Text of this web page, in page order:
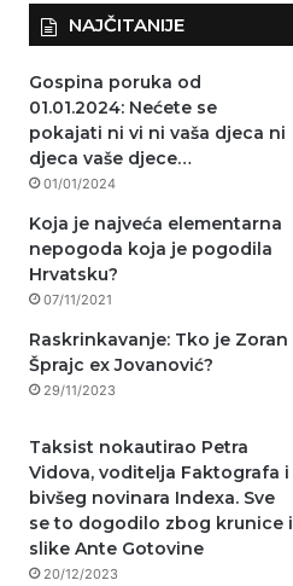
NAJČITANIJE
Gospina poruka od
01.01.2024: Nećete se
pokajati ni vi ni vaša djeca ni
djeca vaše djece…
01/01/2024
Koja je najveća elementarna
nepogoda koja je pogodila
Hrvatsku?
07/11/2021
Raskrinkavanje: Tko je Zoran
Šprajc ex Jovanović?
29/11/2023
Taksist nokautirao Petra
Vidova, voditelja Faktografa i
bivšeg novinara Indexa. Sve
se to dogodilo zbog krunice i
slike Ante Gotovine
20/12/2023